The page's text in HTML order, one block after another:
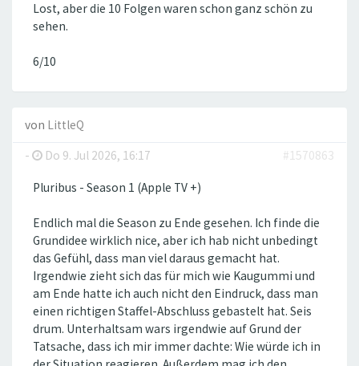
Lost, aber die 10 Folgen waren schon ganz schön zu
sehen.
6/10
von LittleQ
-
Do 9. Jul 2026, 16:17 #1570863
Pluribus - Season 1 (Apple TV +)
Endlich mal die Season zu Ende gesehen. Ich finde die
Grundidee wirklich nice, aber ich hab nicht unbedingt
das Gefühl, dass man viel daraus gemacht hat.
Irgendwie zieht sich das für mich wie Kaugummi und
am Ende hatte ich auch nicht den Eindruck, dass man
einen richtigen Staffel-Abschluss gebastelt hat. Seis
drum. Unterhaltsam wars irgendwie auf Grund der
Tatsache, dass ich mir immer dachte: Wie würde ich in